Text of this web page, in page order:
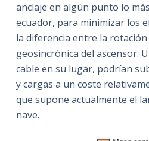
anclaje en algún punto lo
ecuador, para minimizar los
la diferencia entre la
geosincrónica del ascensor.
cable en su lugar, podrían
y cargas a un coste
que supone actualmente el
nave.